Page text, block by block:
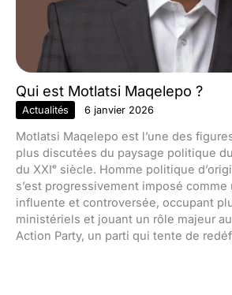
Qui est Motlatsi Maqelepo ?
Actualités 6 janvier 2026
Motlatsi Maqelepo est l’une des
plus discutées du paysage politique
du XXIᵉ siècle. Homme politique
s’est progressivement imposé
influente et controversée, occupant
ministériels et jouant un rôle majeur
Action Party, un parti qui tente de